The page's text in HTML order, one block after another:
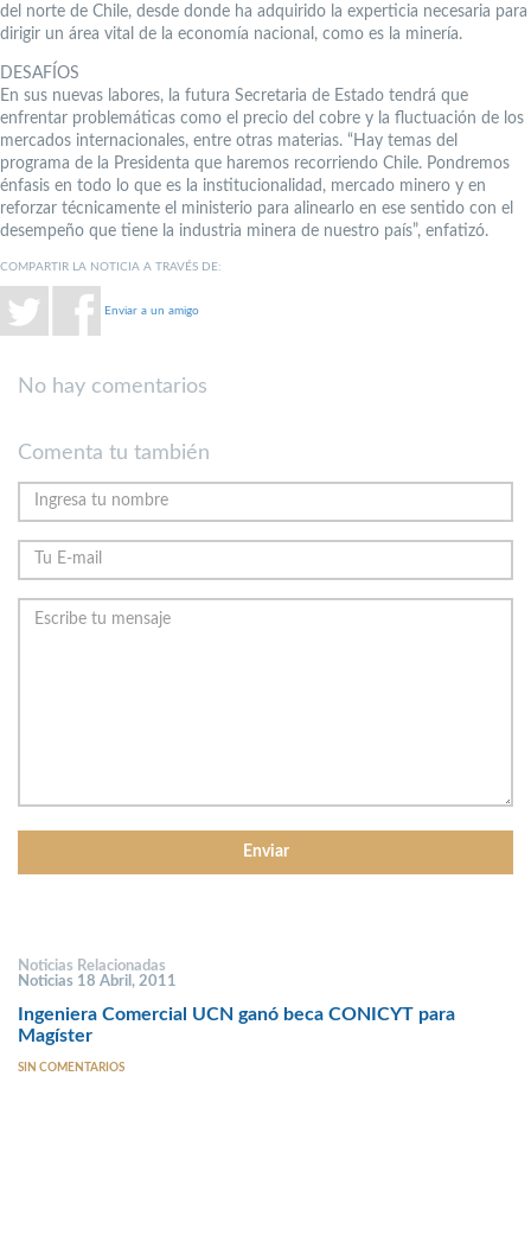
del norte de Chile, desde donde ha adquirido la experticia necesaria para
dirigir un área vital de la economía nacional, como es la minería.
DESAFÍOS
En sus nuevas labores, la futura Secretaria de Estado tendrá que
enfrentar problemáticas como el precio del cobre y la fluctuación de los
mercados internacionales, entre otras materias. “Hay temas del
programa de la Presidenta que haremos recorriendo Chile. Pondremos
énfasis en todo lo que es la institucionalidad, mercado minero y en
reforzar técnicamente el ministerio para alinearlo en ese sentido con el
desempeño que tiene la industria minera de nuestro país”, enfatizó.
COMPARTIR LA NOTICIA A TRAVÉS DE:
Enviar a un amigo
No hay comentarios
Comenta tu también
Noticias Relacionadas
Noticias 18 Abril, 2011
Ingeniera Comercial UCN ganó beca CONICYT para
Magíster
SIN COMENTARIOS